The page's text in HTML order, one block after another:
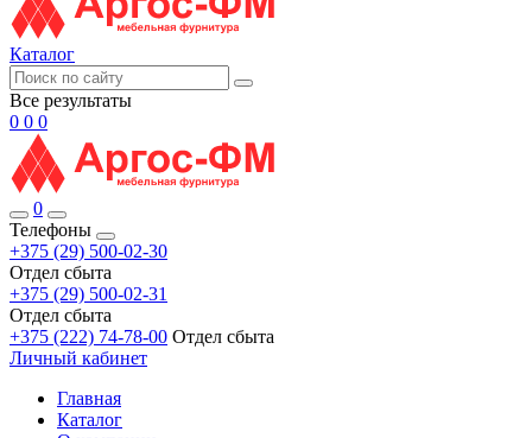
Каталог
Все результаты
0 0 0
0
Телефоны
+375 (29) 500-02-30
Отдел сбыта
+375 (29) 500-02-31
Отдел сбыта
+375 (222) 74-78-00 Отдел сбыта
Личный кабинет
Главная
Каталог